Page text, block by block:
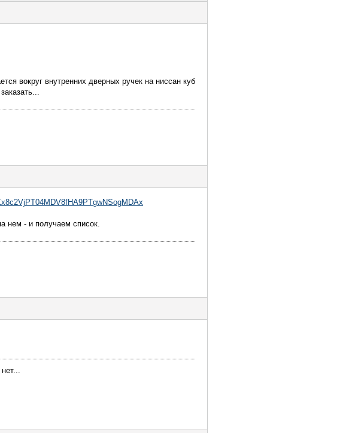
вокруг внутренних дверных ручек на ниссан куб
нем - и получаем список.